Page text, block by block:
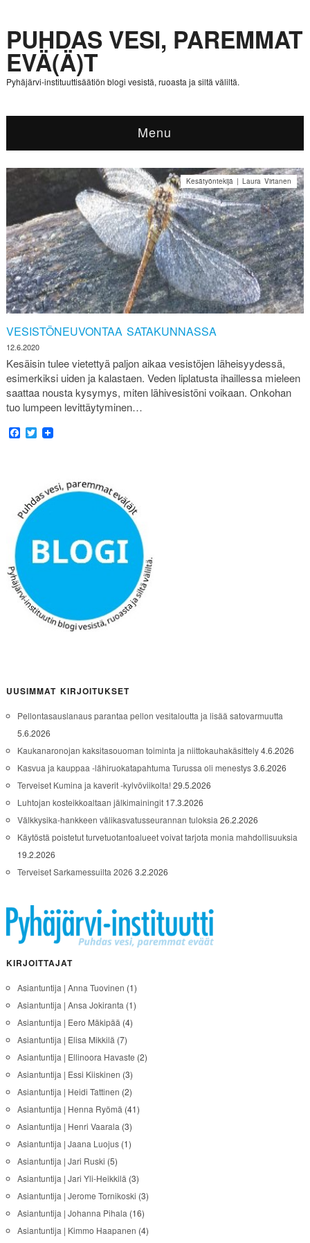
PUHDAS VESI, PAREMMAT
EVÄ(Ä)T
Pyhäjärvi-instituuttisäätiön blogi vesistä, ruoasta ja siltä väliltä.
Menu
VESISTÖNEUVONTAA SATAKUNNASSA
12.6.2020
Kesätyöntekijä | Laura Virtanen
Kesäisin tulee vietettyä paljon aikaa vesistöjen läheisyydessä,
esimerkiksi uiden ja kalastaen. Veden liplatusta ihaillessa mieleen
saattaa nousta kysymys, miten lähivesistöni voikaan. Onkohan
tuo lumpeen levittäytyminen…
Facebook
Twitter
UUSIMMAT KIRJOITUKSET
Pellontasauslanaus parantaa pellon vesitaloutta ja lisää satovarmuutta
5.6.2026
Kaukanaronojan kaksitasouoman toiminta ja niittokauhakäsittely4.6.2026
Kasvua ja kauppaa -lähiruokatapahtuma Turussa oli menestys3.6.2026
Terveiset Kumina ja kaverit -kylvöviikolta!29.5.2026
Luhtojan kosteikkoaltaan jälkimainingit 17.3.2026
Välkkysika-hankkeen välikasvatusseurannan tuloksia 26.2.2026
Käytöstä poistetut turvetuotantoalueet voivat tarjota monia mahdollisuuksia
19.2.2026
Terveiset Sarkamessuilta 2026 3.2.2026
KIRJOITTAJAT
Asiantuntija | Anna Tuovinen (1)
Asiantuntija | Ansa Jokiranta (1)
Asiantuntija | Eero Mäkipää (4)
Asiantuntija | Elisa Mikkilä (7)
Asiantuntija | Ellinoora Havaste (2)
Asiantuntija | Essi Kiiskinen (3)
Asiantuntija | Heidi Tattinen (2)
Asiantuntija | Henna Ryömä (41)
Asiantuntija | Henri Vaarala (3)
Asiantuntija | Jaana Luojus(1)
Asiantuntija | Jari Ruski (5)
Asiantuntija | Jari Yli-Heikkilä (3)
Asiantuntija | Jerome Tornikoski (3)
Asiantuntija | Johanna Pihala (16)
Asiantuntija | Kimmo Haapanen (4)